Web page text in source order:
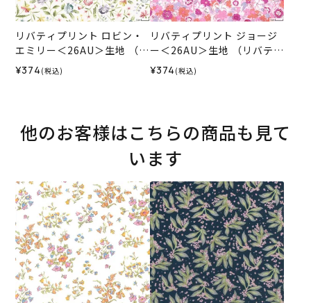
リバティプリント ロビン・
エミリー＜26AU＞生地 （リ
バティ・ファブリックス）2
026SS
¥374 (税込)
リバティプリント ジョージ
ー＜26AU＞生地 （リバテ
ィ・ファブリックス）2026
¥374 (税込)
他のお客様はこちらの商品も見て
います